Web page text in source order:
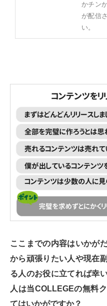
かチン
が配信
い。
ここまでの内容はいかが
から頑張りたい人や現在
る人のお役に立てれば幸
人は当COLLEGEの無料
てはいかがですか？